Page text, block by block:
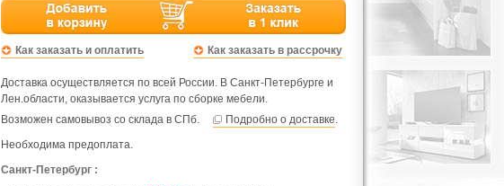
Как заказать и оплатить Как заказать в рассрочку
Доставка осуществляется по всей России. В Санкт-Петербурге и
Лен.области, оказывается услуга по сборке мебели.
Возможен самовывоз со склада в СПб.
Подробно о доставке.
Необходима предоплата.
Санкт-Петербург :